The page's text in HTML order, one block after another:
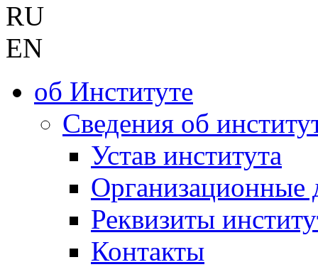
RU
EN
об Институте
Сведения об
Устав института
Организационные
Реквизиты
Контакты